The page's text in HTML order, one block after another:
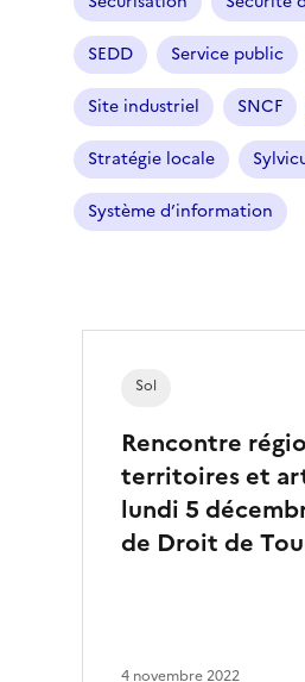
SEDD Service public
Site industriel SNCF
Stratégie locale
Système d’information
Rencontre
territoires et
lundi 5
de Droit de
Sol
4 novembre 2022